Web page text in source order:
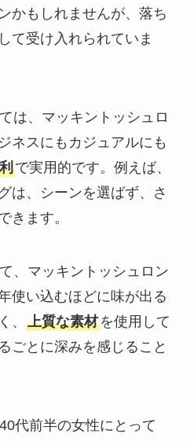
かもしれませんが、落ち
て受け入れられていま
は、マッキントッシュロ
ネスにもカジュアルにも
で実用的です。例えば、
は、シーンを選ばず、さ
きます。
、マッキントッシュロン
使い込むほどに味が出る
、
上質な素材を使用して
ごとに深みを感じること
代前半の女性にとって